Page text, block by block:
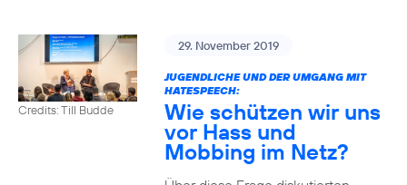
Credits: Till Budde
29. November 2019
JUGENDLICHE UND DER UMGANG MIT
HATESPEECH:
Wie schützen wir uns
vor Hass und
Mobbing im Netz?